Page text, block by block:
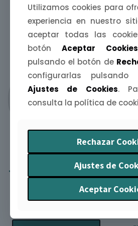
PRODUCTOS
Taza Extremaúra –
Utilizamos cookies para
experiencia en nuestro
aceptar todas las
botónAceptar Cookies
pulsando el botón de
configurarlas
Ajustes de Cookies.
consulta la política de
Rechazar
Ajustes de
Aceptar